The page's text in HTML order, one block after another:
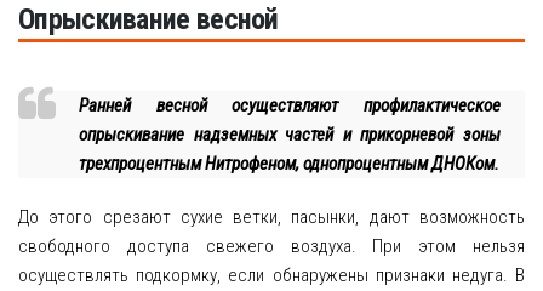
Опрыскивание весной
Ранней весной осуществляют профилактическое
опрыскивание надземных частей и прикорневой зоны
трехпроцентным Нитрофеном, однопроцентным ДНОКом.
До этого срезают сухие ветки, пасынки, дают возможность
свободного доступа свежего воздуха. При этом нельзя
осуществлять подкормку, если обнаружены признаки недуга. В